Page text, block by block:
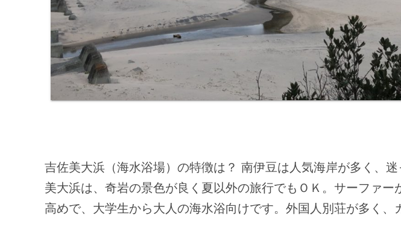
吉佐美大浜（海水浴場）の特徴は？ 南伊豆は人気海岸が多く、
美大浜は、奇岩の景色が良く夏以外の旅行でもＯＫ。サーファー
高めで、大学生から大人の海水浴向けです。外国人別荘が多く、